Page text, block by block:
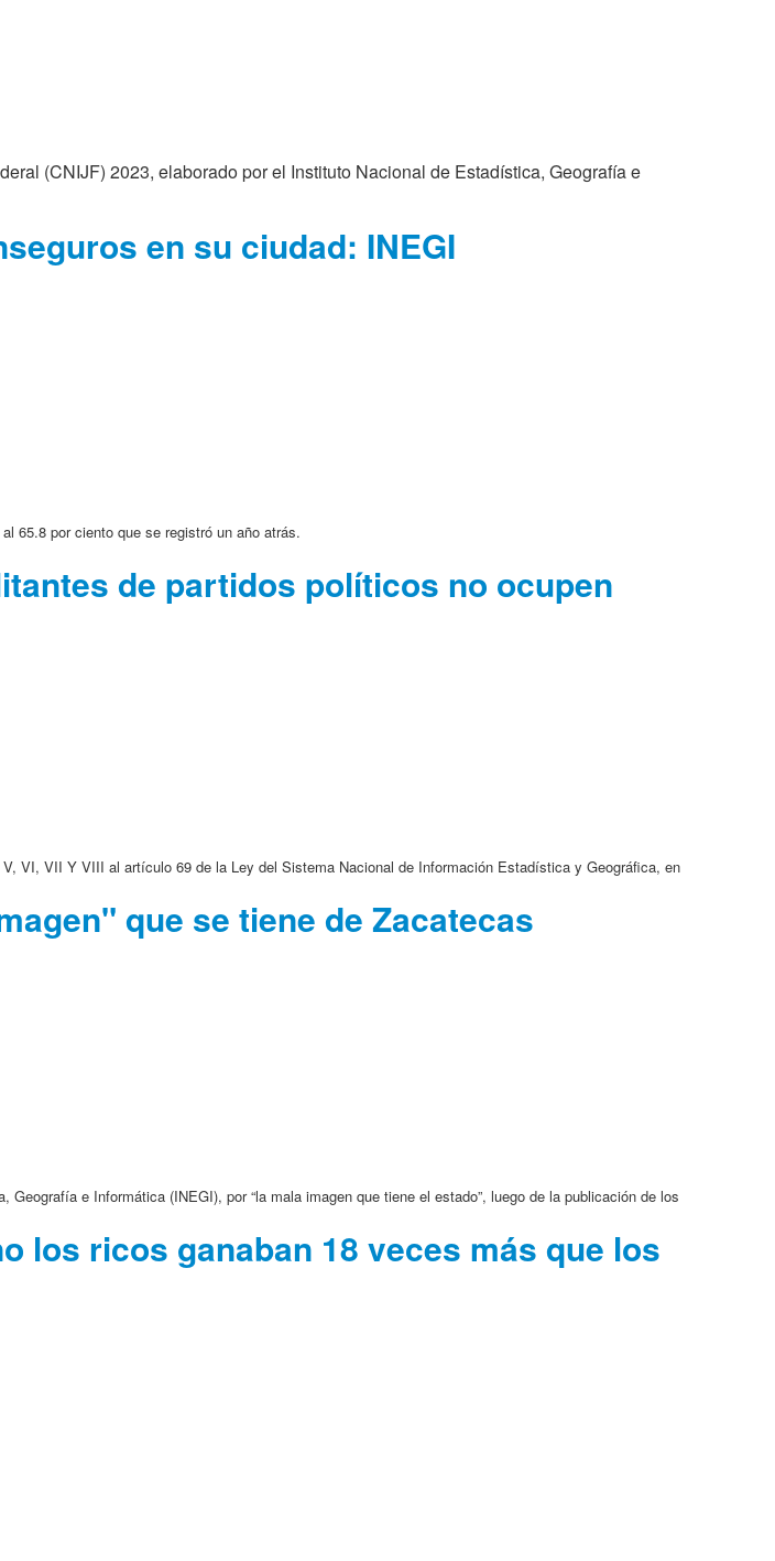
(CNIJF) 2023, elaborado por el Instituto Nacional de Estadística, Geografía e
en su ciudad: INEGI
65.8 por ciento que se registró un año atrás.
de partidos políticos no ocupen
VI, VII Y VIII al artículo 69 de la Ley del Sistema Nacional de Información Estadística y Geográfica, en
que se tiene de Zacatecas
e Informática (INEGI), por “la mala imagen que tiene el estado”, luego de la publicación de los
los ricos ganaban 18 veces más que los